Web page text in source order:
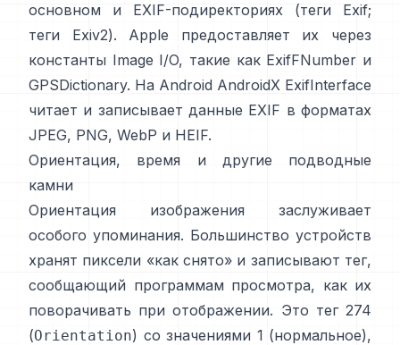
основном и EXIF-подиректориях (теги Exif;
теги Exiv2). Apple предоставляет их через
константы Image I/O, такие как ExifFNumber и
GPSDictionary. На Android AndroidX ExifInterface
читает и записывает данные EXIF в форматах
JPEG, PNG, WebP и HEIF.
Ориентация, время и другие подводные
камни
Ориентация изображения заслуживает
особого упоминания. Большинство устройств
хранят пиксели «как снято» и записывают тег,
сообщающий программам просмотра, как их
поворачивать при отображении. Это тег 274
(Orientation) со значениями 1 (нормальное),